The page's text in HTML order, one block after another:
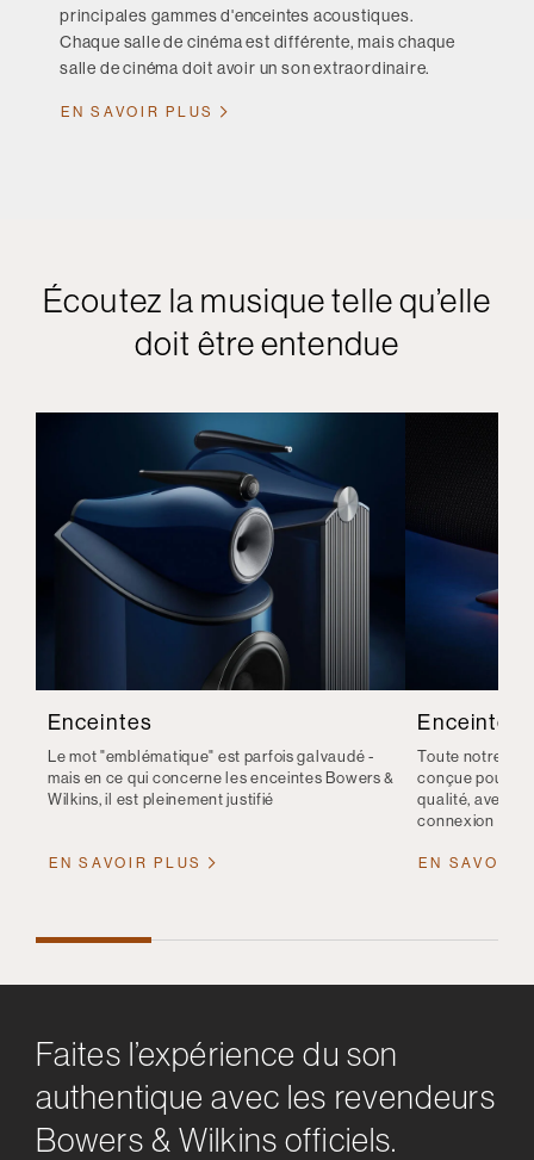
principales gammes d'enceintes acoustiques.
Chaque salle de cinéma est différente, mais chaque
salle de cinéma doit avoir un son extraordinaire.
EN SAVOIR PLUS
Écoutez la musique telle qu’elle
doit être entendue
Enceintes
Le mot "emblématique" est parfois galvaudé -
mais en ce qui concerne les enceintes Bowers &
Wilkins, il est pleinement justifié
EN SAVOIR PLUS
Enceintes
Toute notre
conçue pour
qualité, avec la
connexion
EN SAVOIR
Faites l’expérience du son
authentique avec les revendeurs
Bowers & Wilkins officiels.